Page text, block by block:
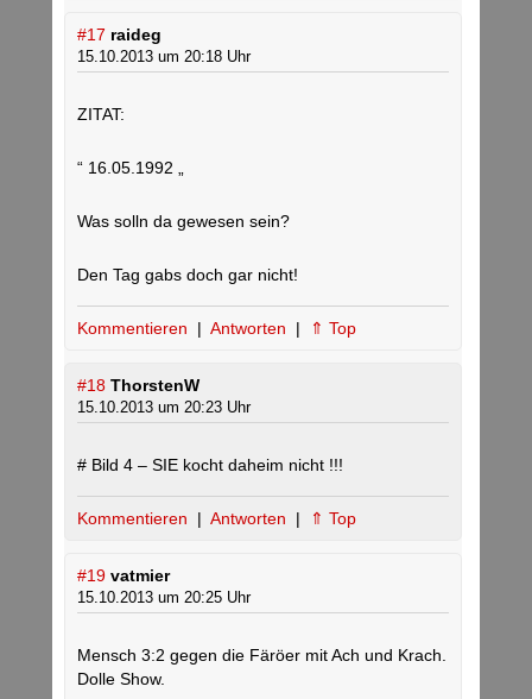
#17 raideg
15.10.2013 um 20:18 Uhr
ZITAT:
“ 16.05.1992 „
Was solln da gewesen sein?
Den Tag gabs doch gar nicht!
Kommentieren | Antworten | ⇑ Top
#18 ThorstenW
15.10.2013 um 20:23 Uhr
# Bild 4 – SIE kocht daheim nicht !!!
Kommentieren | Antworten | ⇑ Top
#19 vatmier
15.10.2013 um 20:25 Uhr
Mensch 3:2 gegen die Färöer mit Ach und Krach.
Dolle Show.